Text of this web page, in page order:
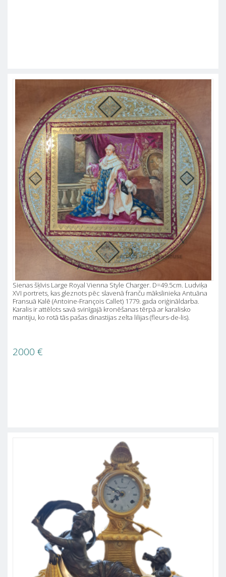
Sienas šķīvis Large Royal Vienna Style Charger. D=49.5cm. Ludviķa
XVI portrets, kas gleznots pēc slavenā franču mākslinieka Antuāna
Fransuā Kalē (Antoine-François Callet) 1779. gada oriģināldarba.
Karalis ir attēlots savā svinīgajā kronēšanas tērpā ar karalisko
mantiju, ko rotā tās pašas dinastijas zelta lilijas (fleurs-de-lis).
2000 €